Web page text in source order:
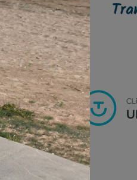
de
de
por la
al